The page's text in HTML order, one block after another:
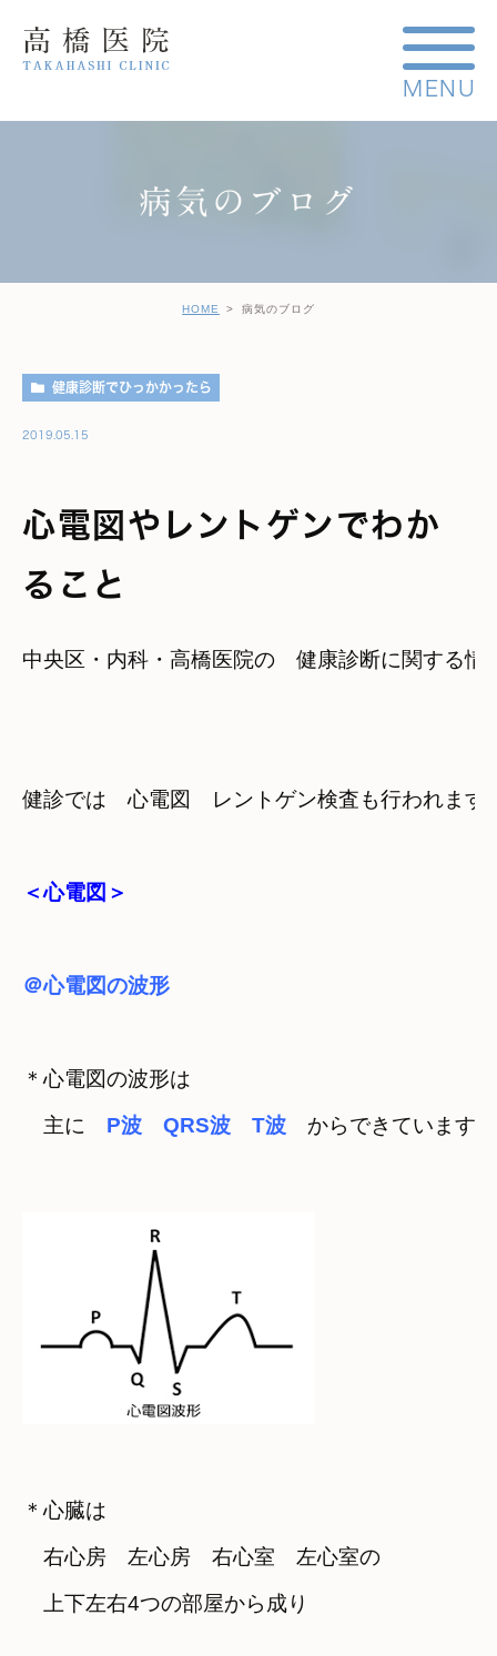
病気のブログ
HOME 病気のブログ
健康診断でひっかかったら
2019.05.15
心電図やレントゲンでわか
ること
中央区・内科・高橋医院の　健康診断に関する情
健診では　心電図　レントゲン検査も行われます
＜心電図＞
＠心電図の波形
＊心電図の波形は
主に P波　QRS波　T波 からできています
＊心臓は
右心房　左心房　右心室　左心室の
上下左右4つの部屋から成り